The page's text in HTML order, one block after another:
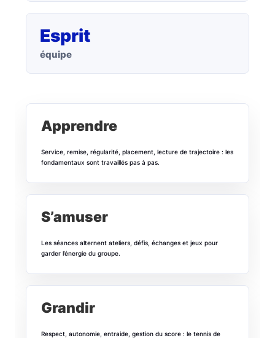
Esprit
équipe
Apprendre
Service, remise, régularité, placement, lecture de trajectoire : les
fondamentaux sont travaillés pas à pas.
S’amuser
Les séances alternent ateliers, défis, échanges et jeux pour
garder l’énergie du groupe.
Grandir
Respect, autonomie, entraide, gestion du score : le tennis de